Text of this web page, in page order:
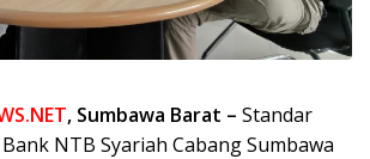
, Sumbawa Barat – Standar
NTB Syariah Cabang Sumbawa